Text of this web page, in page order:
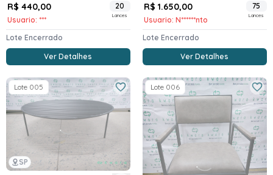
R$ 440,00
Usuario: ***
20
Lances
Lote Encerrado
Ver Detalhes
R$ 1.650,00
Usuario: N******nto
75
Lances
Lote Encerrado
Ver Detalhes
SP
Lote 005 Lote 006